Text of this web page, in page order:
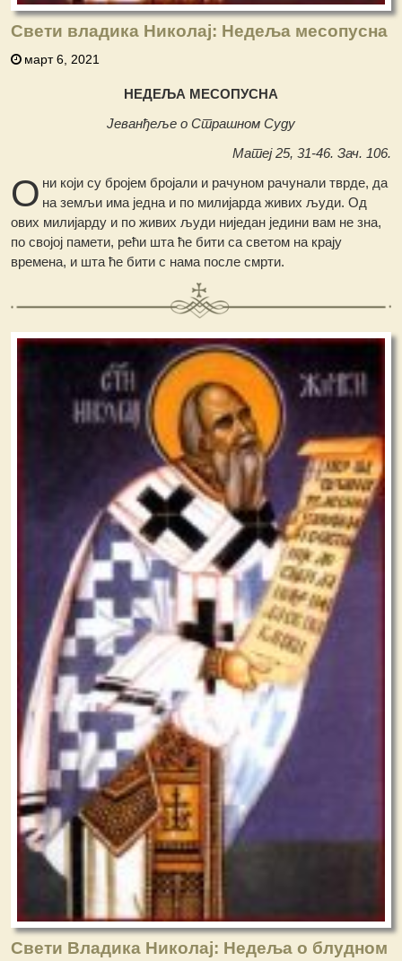
Свети владика Николај: Недеља месопусна
март 6, 2021
НЕДЕЉА МЕСОПУСНА
Јеванђеље о Страшном Суду
Матеј 25, 31-46. Зач. 106.
О ни који су бројем бројали и рачуном рачунали тврде, да
на земљи има једна и по милијарда живих људи. Од
ових милијарду и по живих људи ниједан једини вам не зна,
по својој памети, рећи шта ће бити са светом на крају
времена, и шта ће бити с нама после смрти.
Свети Владика Николај: Недеља o блудном